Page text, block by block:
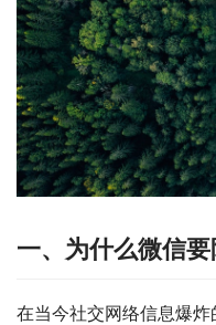
一、为什么微信
在当今社交网络信息爆